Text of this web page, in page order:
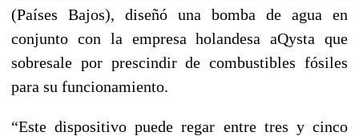
(Países Bajos), diseñó una bomba de agua en
conjunto con la empresa holandesa aQysta que
sobresale por prescindir de combustibles fósiles
para su funcionamiento.
“Este dispositivo puede regar entre tres y cinco